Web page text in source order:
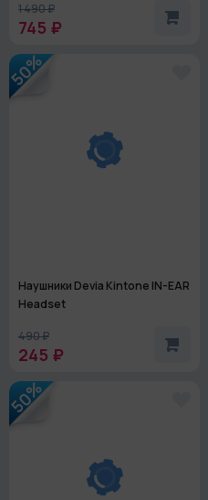
1 490 ₽
745 ₽
50%
Наушники Devia Kintone IN-EAR
Headset
490 ₽
245 ₽
50%